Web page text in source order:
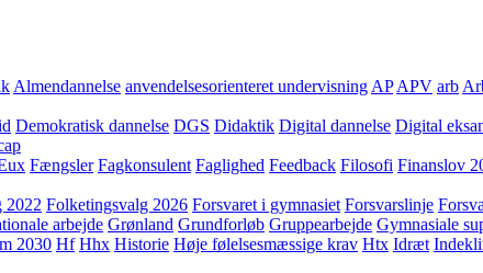
Almendannelse anvendelsesorienteret undervisning AP APV arb
Demokratisk dannelse DGS Didaktik Digital dannelse Digital
Fængsler Fagkonsulent Faglighed Feedback Filosofi Finanslov
2022 Folketingsvalg 2026 Forsvaret i gymnasiet Forsvarslinje
arbejde Grønland Grundforløb Gruppearbejde Gymnasiale
2030 Hf Hhx Historie Høje følelsesmæssige krav Htx Idræt